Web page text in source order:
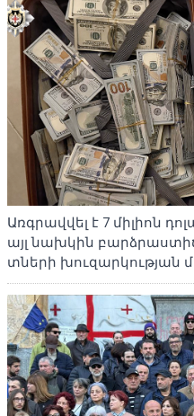
Առգրավվել է 7 միլիոն
այլ նախկին
տների խուզարկության